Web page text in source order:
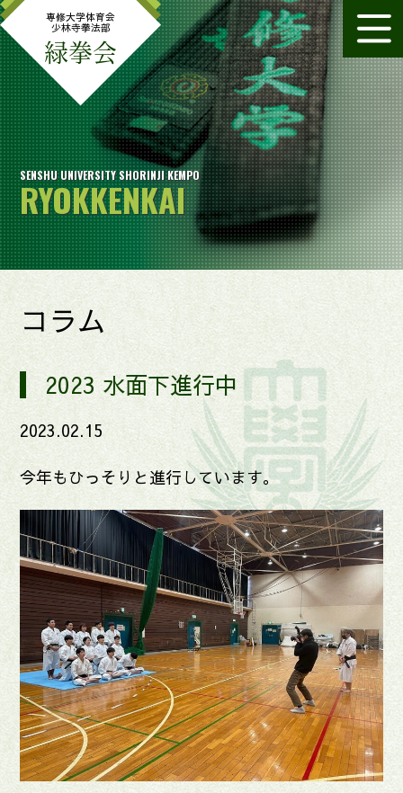
SENSHU UNIVERSITY SHORINJI KEMPO
RYOKKENKAI
専修大学体育会
少林寺拳法部
緑拳会
コラム
2023 水面下進行中
2023.02.15
今年もひっそりと進行しています。